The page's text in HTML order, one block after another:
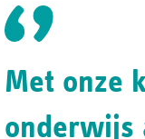
Met onze
onderwijs